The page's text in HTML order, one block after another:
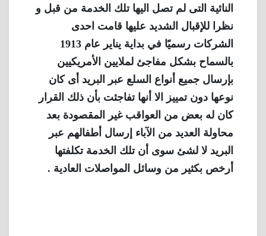
النائية التى لم تصل اليها تلك الخدمة من قبل و
نظرا للإقبال الشديد عليها قامت احدى
الشركات رسميًا في بداية يناير عام 1913
بالسماح بشكل مفاجئ لملايين الأمريكيين
بإرسال جميع أنواع السلع عبر البريد أى كان
نوعها دون تمييز الا أنها تفاجئت بأن ذلك القرار
كان له بعض من العواقب غير المقصودة بعد
محاولة العديد من الآباء إرسال أطفالهم عبر
البريد لا لشئ سوى أن تلك الخدمة تكلفتها
أرخص بكثير من وسائل المواصلات العادية .